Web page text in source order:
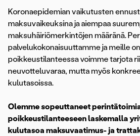
Koronaepidemian vaikutusten
maksuvaikeuksina ja aiempaa
maksuhäiriömerkintöjen määränä.
palvelukokonaisuuttamme ja meille
poikkeustilanteessa voimme tarjota
neuvotteluvaraa, mutta myös
kulutasoissa.
Olemme sopeuttaneet
poikkeustilanteeseen laskemalla
kulutasoa maksuvaatimus- ja